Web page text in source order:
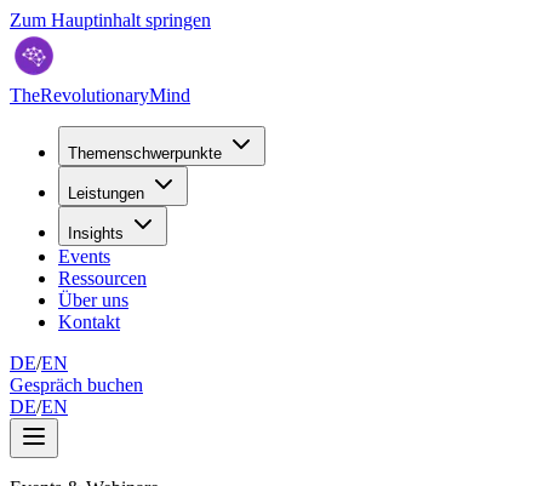
Zum Hauptinhalt springen
TheRevolutionaryMind
Themenschwerpunkte
Leistungen
Insights
Events
Ressourcen
Über uns
Kontakt
DE/EN
Gespräch buchen
DE/EN